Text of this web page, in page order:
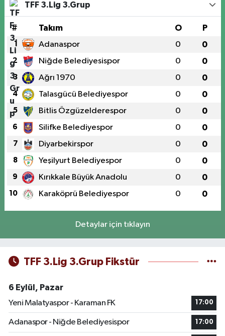
TFF 3.Lig 3.Grup
# Takım O P
1 Adanaspor 0 0
2 Niğde Belediyesispor 0 0
3 Ağrı 1970 0 0
4 Talasgücü Belediyespor 0 0
5 Bitlis Özgüzelderespor 0 0
6 Silifke Belediyespor 0 0
7 Diyarbekirspor 0 0
8 Yeşilyurt Belediyespor 0 0
9 Kırıkkale Büyük Anadolu 0 0
10 Karaköprü Belediyespor 0 0
Detaylar için tıklayın
TFF 3.Lig 3.Grup Fikstür
6 Eylül, Pazar
Yeni Malatyaspor - Karaman FK
17:00
Adanaspor - Niğde Belediyesispor 17:00